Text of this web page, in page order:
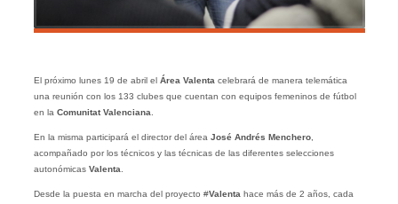
El próximo lunes 19 de abril el Área Valenta celebrará de manera telemática
una reunión con los 133 clubes que cuentan con equipos femeninos de fútbol
en la Comunitat Valenciana
En la misma participará el director del área José Andrés Menchero,
acompañado por los técnicos y las técnicas de las diferentes selecciones
autonómicas Valenta
Desde la puesta en marcha del proyecto #Valenta hace más de 2 años, cada